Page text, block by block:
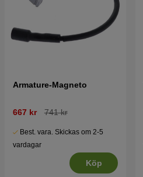
Armature-Magneto
667 kr 741 kr
Best. vara. Skickas om 2-5
vardagar
Köp